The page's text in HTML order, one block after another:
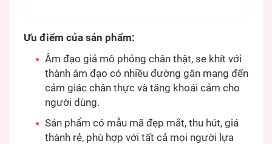
Ưu điểm của sản phẩm:
Âm đạo giả mô phỏng chân thật, se khít với
thành âm đạo có nhiều đường gân mang đến
cảm giác chân thực và tăng khoái cảm cho
người dùng.
Sản phẩm có mẫu mã đẹp mắt, thu hút, giá
thành rẻ, phù hợp với tất cả mọi người lựa